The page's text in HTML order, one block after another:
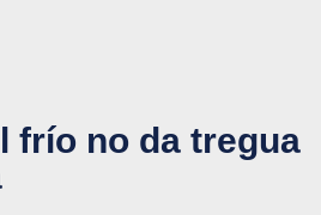
frío no da tregua